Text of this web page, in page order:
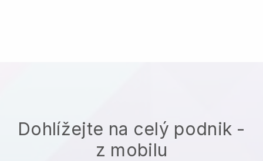
Dohlížejte na celý podnik -
z mobilu